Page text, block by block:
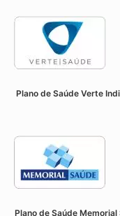
Plano de Saúde Verte
Plano de Saúde Memorial